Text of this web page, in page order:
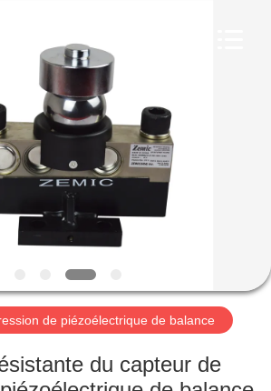
de piézoélectrique de balance
du capteur de